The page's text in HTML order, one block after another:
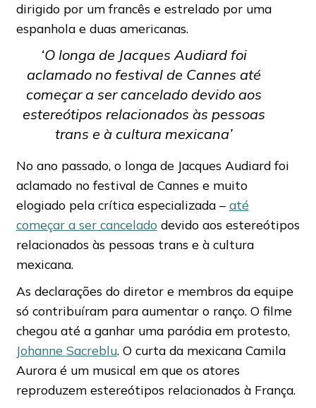
dirigido por um francês e estrelado por uma
espanhola e duas americanas.
‘O longa de Jacques Audiard foi
aclamado no festival de Cannes até
começar a ser cancelado devido aos
estereótipos relacionados às pessoas
trans e à cultura mexicana’
No ano passado, o longa de Jacques Audiard foi
aclamado no festival de Cannes e muito
elogiado pela crítica especializada – até
começar a ser cancelado devido aos estereótipos
relacionados às pessoas trans e à cultura
mexicana.
As declarações do diretor e membros da equipe
só contribuíram para aumentar o ranço. O filme
chegou até a ganhar uma paródia em protesto,
Johanne Sacreblu. O curta da mexicana Camila
Aurora é um musical em que os atores
reproduzem estereótipos relacionados à França.